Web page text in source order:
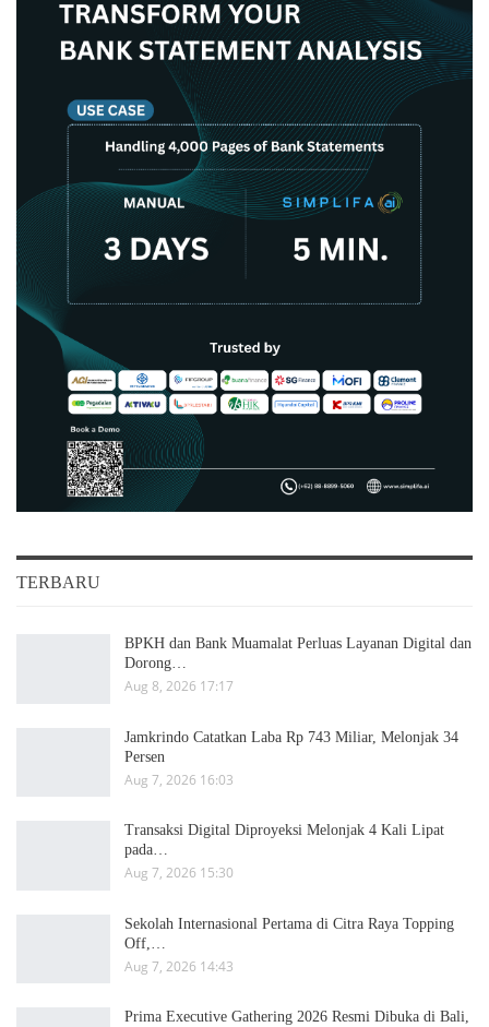
TERBARU
BPKH dan Bank Muamalat Perluas Layanan Digital dan
Dorong…
Aug 8, 2026 17:17
Jamkrindo Catatkan Laba Rp 743 Miliar, Melonjak 34
Persen
Aug 7, 2026 16:03
Transaksi Digital Diproyeksi Melonjak 4 Kali Lipat
pada…
Aug 7, 2026 15:30
Sekolah Internasional Pertama di Citra Raya Topping
Off,…
Aug 7, 2026 14:43
Prima Executive Gathering 2026 Resmi Dibuka di Bali,